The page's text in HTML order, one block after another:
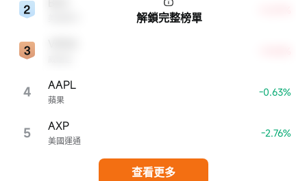
4 蘋果
AAPL -0.63%
5 美國運通
AXP -2.76%
解鎖完整榜單
查看更多